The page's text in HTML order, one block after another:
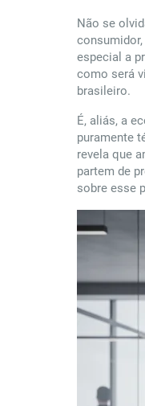
Não se
especial a
como será
brasileiro.
É, aliás, a
puramente
revela que
partem de
sobre esse